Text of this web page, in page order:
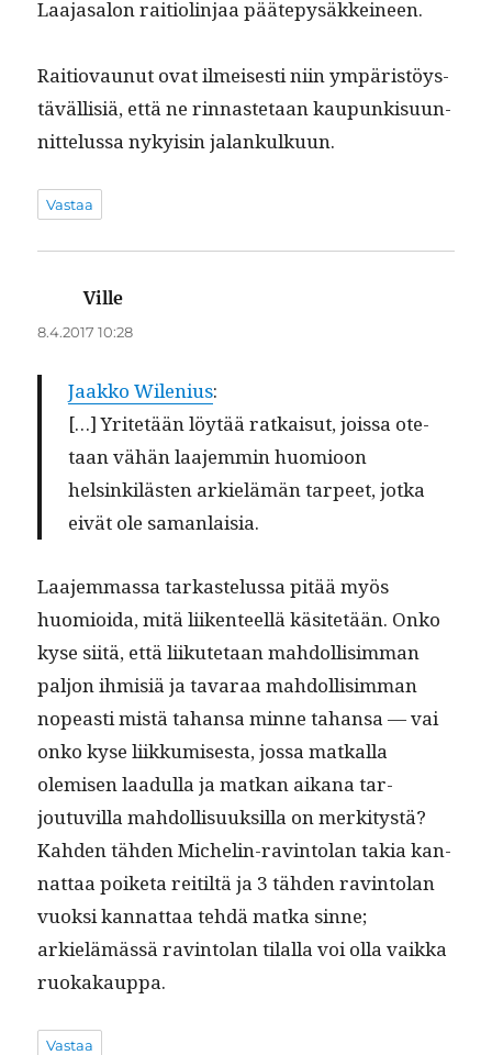
Laa­jasa­lon raiti­olin­jaa päätepysäkkeineen.
Raitio­vaunut ovat ilmeis­es­ti niin ympäristöys­
täväl­lisiä, että ne rin­naste­taan kaupunkisu­un­
nit­telus­sa nyky­isin jalankulkuun.
Vastaa
Ville
8.4.2017 10:28
Jaakko Wile­nius:
[…] Yritetään löytää ratkaisut, jois­sa ote­
taan vähän laa­jem­min huomioon
helsinkilästen arkielämän tarpeet, jot­ka
eivät ole samanlaisia.
Laa­jem­mas­sa tarkastelus­sa pitää myös
huomioi­da, mitä liiken­teel­lä käsitetään. Onko
kyse siitä, että liikute­taan mah­dol­lisim­man
paljon ihmisiä ja tavaraa mah­dol­lisim­man
nopeasti mis­tä tahansa minne tahansa — vai
onko kyse liikku­mis­es­ta, jos­sa matkalla
olemisen laadul­la ja matkan aikana tar­
joutuvil­la mah­dol­lisuuk­sil­la on merk­i­tys­tä?
Kah­den täh­den Miche­lin-rav­in­tolan takia kan­
nat­taa poike­ta reitiltä ja 3 täh­den rav­in­tolan
vuok­si kan­nat­taa tehdä mat­ka sinne;
arkielämässä rav­in­tolan tilal­la voi olla vaik­ka
ruokakauppa.
Vastaa